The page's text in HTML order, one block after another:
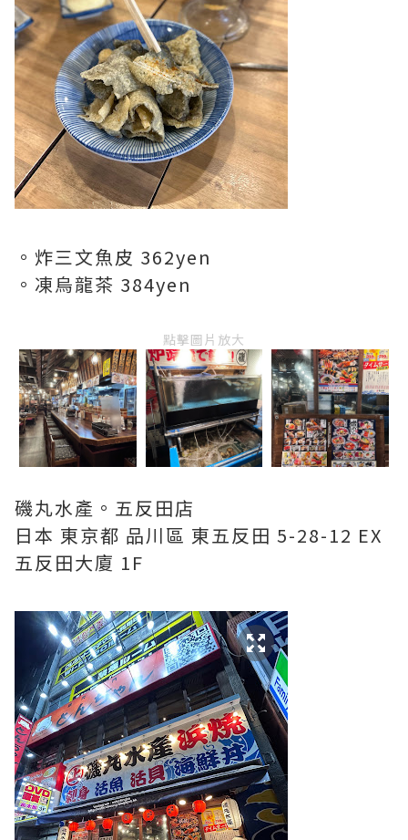
。炸三文魚皮 362yen
。凍烏龍茶 384yen
點擊圖片放大
磯丸水產。五反田店
日本 東京都 品川區 東五反田 5-28-12 EX
五反田大廈 1F